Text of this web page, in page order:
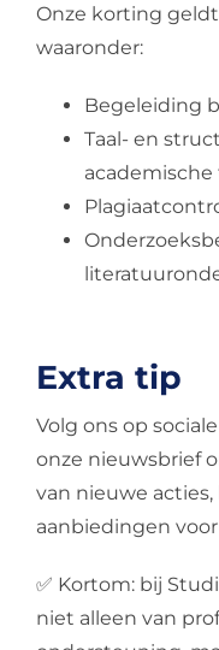
Onze korting
waaronder:
Begeleiding
Taal- en
Extra tip
Volg ons op
onze nieuwsbrief
van nieuwe
aanbiedingen
✅ Kortom: bij
niet alleen van